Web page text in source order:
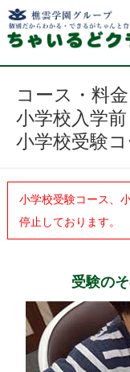
コース・料
小学校入学前
小学校受験コ
小学校受験コース、
停止しております。
受験の